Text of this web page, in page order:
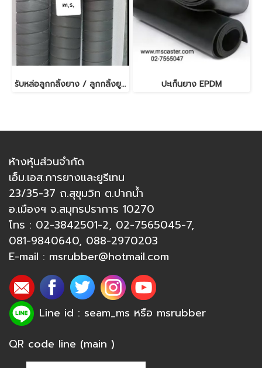
รับหล่อลูกกลิ้งยาง / ลูกกลิ้งยูรีเทน ปะเก็นยาง EPDM
ห้างหุ้นส่วนจำกัด
เอ็ม.เอส.การยางและยูรีเทน
23/35-37 ถ.สุขุมวิท ต.ปากน้ำ
อ.เมืองฯ จ.สมุทรปราการ 10270
โทร : 02-3842501-2, 02-7565045-7,
081-9840640, 088-2970203
E-mail : msrubber@hotmail.com
Line id : seam_ms หรือ msrubber
QR code line (main )